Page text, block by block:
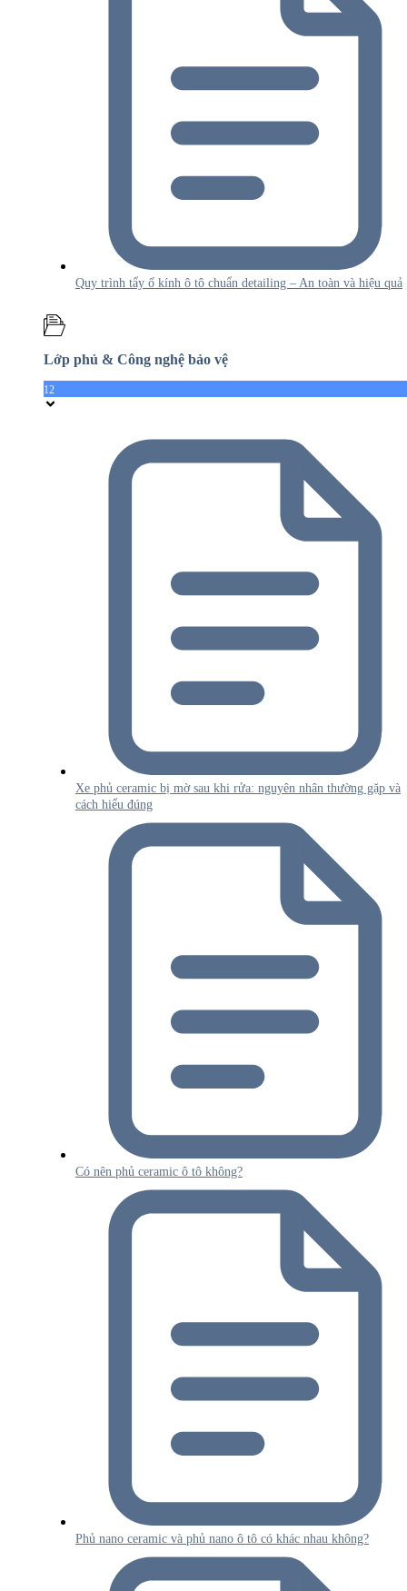
Quy trình tẩy ố kính ô tô chuẩn detailing – An toàn và hiệu quả
Lớp phủ & Công nghệ bảo vệ
12
Xe phủ ceramic bị mờ sau khi rửa: nguyên nhân thường gặp và
cách hiểu đúng
Có nên phủ ceramic ô tô không?
Phủ nano ceramic và phủ nano ô tô có khác nhau không?